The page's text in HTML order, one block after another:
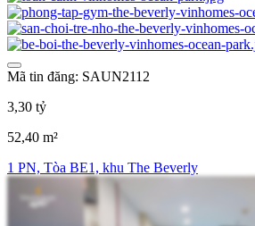
Mã tin đăng: SAUN2112
3,30 tỷ
52,40 m²
1 PN, Tòa BE1, khu The Beverly